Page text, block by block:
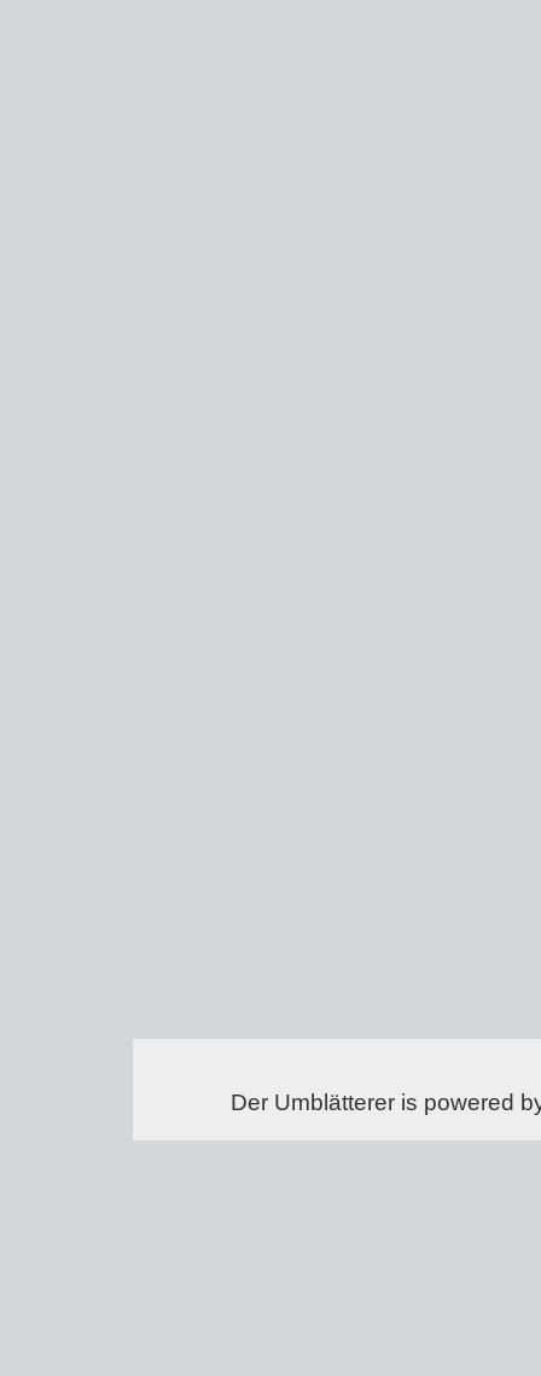
Der Umblätterer is powered